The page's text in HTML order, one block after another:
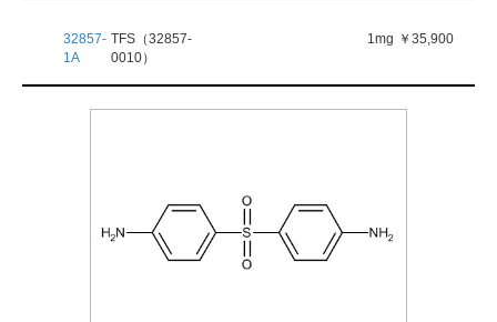
32857-
1A
TFS（32857-
0010）
1mg ￥35,900